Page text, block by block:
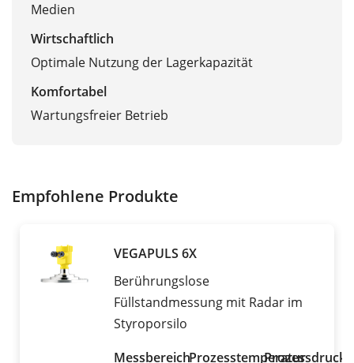
Medien
Wirtschaftlich
Optimale Nutzung der Lagerkapazität
Komfortabel
Wartungsfreier Betrieb
Empfohlene Produkte
VEGAPULS 6X
Berührungslose
Füllstandmessung mit Radar im
Styroporsilo
MessbereichProzesstemperatur
Prozessdruck